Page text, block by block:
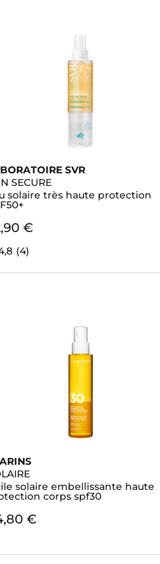
SVR
SECURE
solaire très haute protection
€
(4)
solaire embellissante haute
corps spf30
€